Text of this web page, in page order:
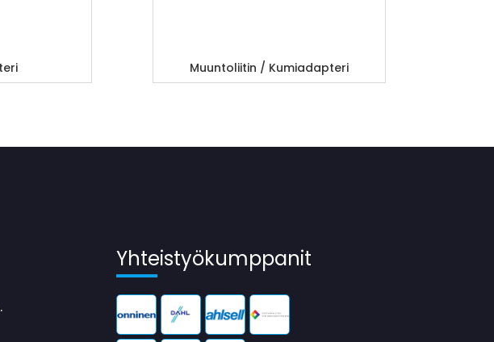
Muuntoliitin / Kumiadapteri
Yhteistyökumppanit